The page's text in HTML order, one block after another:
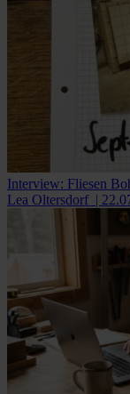
Interview: Fliesen
Lea Oltersdorf |